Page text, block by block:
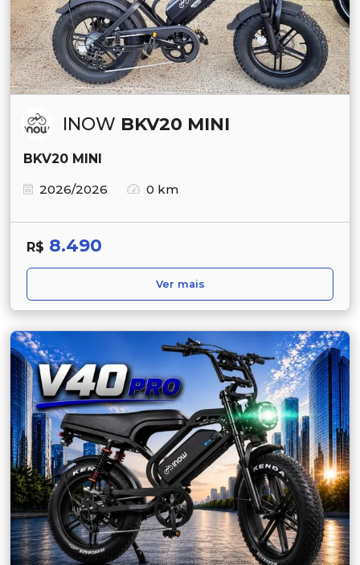
INOW BKV20 MINI
BKV20 MINI
2026/2026
0 km
R$ 8.490
Ver mais